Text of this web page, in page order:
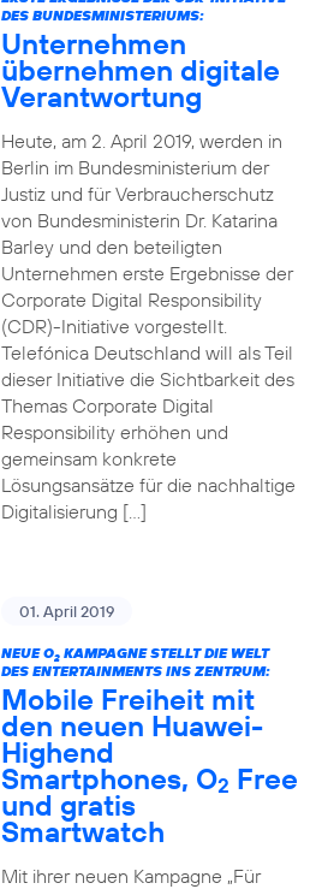
DES BUNDESMINISTERIUMS:
Unternehmen
übernehmen digitale
Verantwortung
Heute, am 2. April 2019, werden in
Berlin im Bundesministerium der
Justiz und für Verbraucherschutz
von Bundesministerin Dr. Katarina
Barley und den beteiligten
Unternehmen erste Ergebnisse der
Corporate Digital Responsibility
(CDR)-Initiative vorgestellt.
Telefónica Deutschland will als Teil
dieser Initiative die Sichtbarkeit des
Themas Corporate Digital
Responsibility erhöhen und
gemeinsam konkrete
Lösungsansätze für die nachhaltige
Digitalisierung […]
01. April 2019
NEUE O2KAMPAGNE STELLT DIE WELT
DES ENTERTAINMENTS INS ZENTRUM:
Mobile Freiheit mit
den neuen Huawei-
Highend
Smartphones, O2 Free
und gratis
Smartwatch
Mit ihrer neuen Kampagne „Für